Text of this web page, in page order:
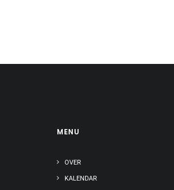
MENU
OVER
KALENDAR